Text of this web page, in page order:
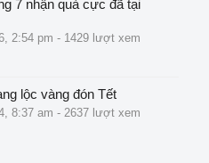
7 nhận quà cực đã tại
2:54 pm - 1429 lượt xem
lộc vàng đón Tết
8:37 am - 2637 lượt xem